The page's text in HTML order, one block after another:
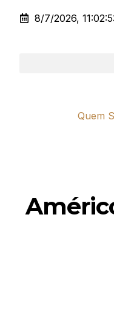
8/7/2026,
Quem